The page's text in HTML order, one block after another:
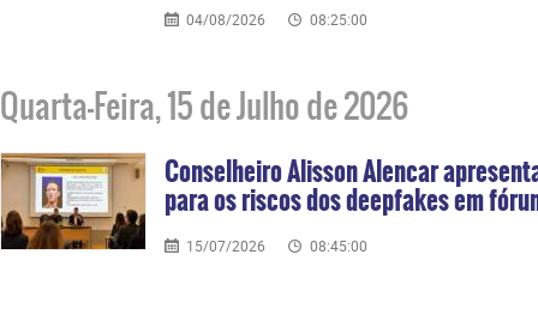
04/08/2026 08:25:00
Quarta-Feira, 15 de Julho de 2026
Conselheiro Alisson Alencar
para os riscos dos deepfakes em
15/07/2026 08:45:00